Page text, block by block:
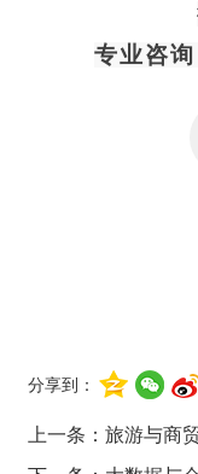
专业咨
分享到：
上一条： 旅游与商